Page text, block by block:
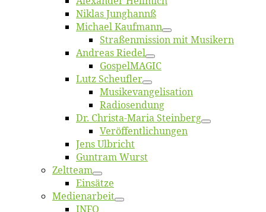
Ni­klas Junghannß
Mi­cha­el Kaufmann
Straßenmis­sion mit Musikern
An­dre­as Riedel
Gos­pel­MA­GIC
Lutz Scheuf­ler
Musikevan­ge­li­sa­tion
Ra­dio­sen­dung
Dr. Chris­­ta-Ma­ria Steinberg
Ver­öf­fent­li­chun­gen
Jens Ulb­richt
Gun­tram Wurst
Zelt­team
Ein­sät­ze
Me­di­en­ar­beit
INFO